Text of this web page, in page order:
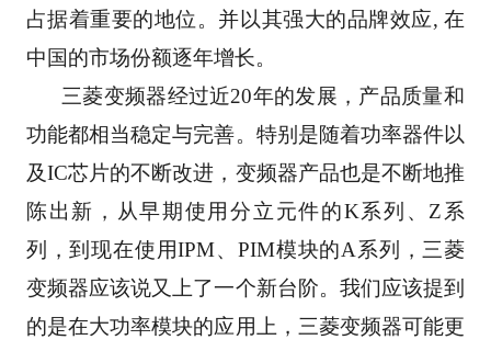
占据着重要的地位。并以其强大的品牌效应, 在
中国的市场份额逐年增长。
功能都相当稳定与完善。特别是随着功率器件以
及IC芯片的不断改进，变频器产品也是不断地推
陈出新，从早期使用分立元件的K系列、Z系
列，到现在使用IPM、PIM模块的A系列，三菱
变频器应该说又上了一个新台阶。我们应该提到
的是在大功率模块的应用上，三菱变频器可能更